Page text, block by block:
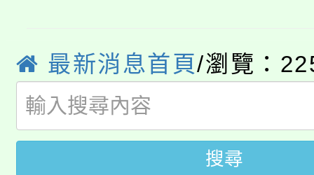
局官網。
8月14至27日，桃園電
開!
115年桃園市運動會8/
田徑場及游泳池舉行。
桃園市低收入戶享有免
視費優惠，中低收入戶
大園自造教育及科技
最新消息首頁/瀏覽：
搜尋